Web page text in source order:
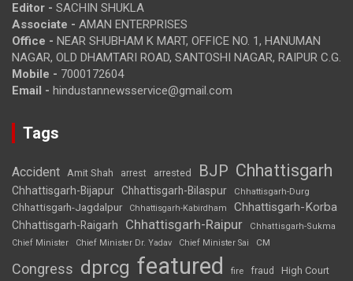
Editor - SACHIN SHUKLA
Associate - AMAN ENTERPRISES
Office - NEAR SHUBHAM K MART, OFFICE NO. 1, HANUMAN
NAGAR, OLD DHAMTARI ROAD, SANTOSHI NAGAR, RAIPUR C.G.
Mobile - 7000172604
Email - hindustannewsservice@gmail.com
Tags
Accident Amit Shah arrest arrested BJP Chhattisgarh
Chhattisgarh-Bijapur Chhattisgarh-Bilaspur Chhattisgarh-Durg
Chhattisgarh-Jagdalpur Chhattisgarh-Kabirdham Chhattisgarh-Korba
Chhattisgarh-Raigarh Chhattisgarh-Raipur
Chhattisgarh-Sukma
Chief Minister
Chief Minister Dr. Yadav Chief Minister Sai CM
Congress dprcg featured fire fraud High Court